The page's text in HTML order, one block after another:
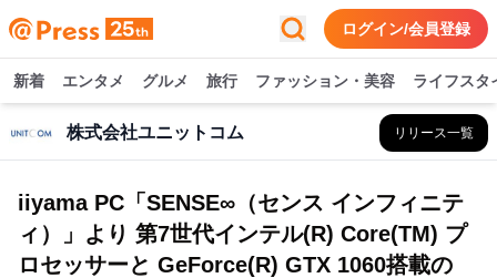
ログイン/会員登録
新着 エンタメ グルメ 旅行 ファッション・美容 ライフスタ
株式会社ユニットコム リリース一覧
iiyama PC「SENSE∞（センス インフィニテ
ィ）」より 第7世代インテル(R) Core(TM) プ
ロセッサーと GeForce(R) GTX 1060搭載の